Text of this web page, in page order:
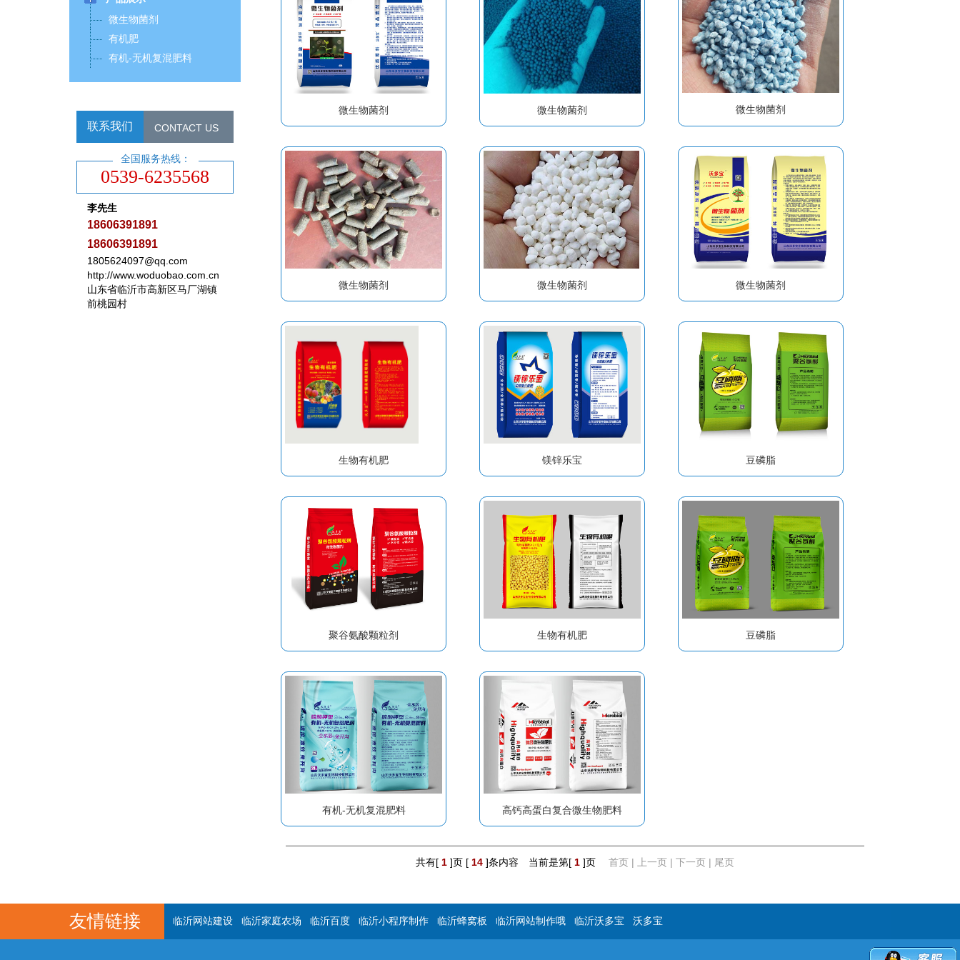
微生物菌剂
有机肥
有机-无机复混肥料
联系我们 CONTACT US
0539-6235568
全国服务热线：
李先生
18606391891
18606391891
1805624097@qq.com
http://www.woduobao.com.cn
山东省临沂市高新区马厂湖镇
前桃园村
微生物菌剂 微生物菌剂 微生物菌剂
微生物菌剂 微生物菌剂 微生物菌剂
生物有机肥 镁锌乐宝 豆磷脂
聚谷氨酸颗粒剂 生物有机肥 豆磷脂
有机-无机复混肥料 高钙高蛋白复合微生物肥料
共有[ 1]页 [ 14]条内容 当前是第[ 1]页 首页 | 上一页 | 下一页 | 尾页
友情链接 临沂网站建设 临沂家庭农场 临沂百度 临沂小程序制作 临沂蜂窝板 临沂网站制作哦 临沂沃多宝 沃多宝